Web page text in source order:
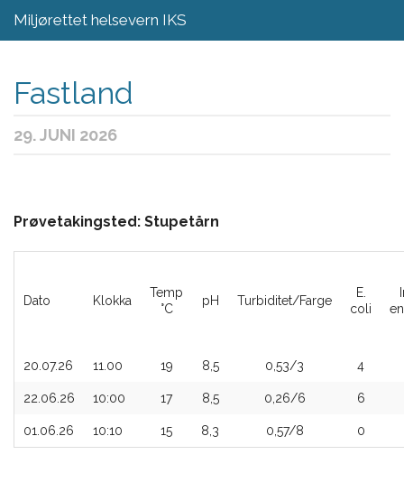
Miljørettet helsevern IKS
Regelverk
Skjema
Fagområder
Fastland
29. JUNI 2026
Prøvetakingsted: Stupetårn
Dato Klokka
Temp
°C
pH Turbiditet/Farge
E.
coli
20.07.26 11.00 19 8,5 0,53/3 4
22.06.26 10:00 17 8,5 0,26/6 6
01.06.26 10:10 15 8,3 0,57/8 0